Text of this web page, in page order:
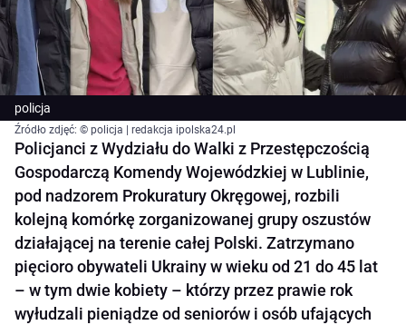
policja
Źródło zdjęć: © policja | redakcja ipolska24.pl
Policjanci z Wydziału do Walki z Przestępczością
Gospodarczą Komendy Wojewódzkiej w Lublinie,
pod nadzorem Prokuratury Okręgowej, rozbili
kolejną komórkę zorganizowanej grupy oszustów
działającej na terenie całej Polski. Zatrzymano
pięcioro obywateli Ukrainy w wieku od 21 do 45 lat
– w tym dwie kobiety – którzy przez prawie rok
wyłudzali pieniądze od seniorów i osób ufających